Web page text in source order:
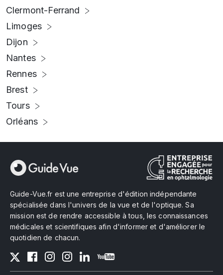
Clermont-Ferrand
Limoges
Dijon
Nantes
Rennes
Brest
Tours
Orléans
Guide-Vue.fr est une entreprise d'édition indépendante
spécialisée dans l'univers de la vue et de l'optique. Sa
mission est de rendre accessible à tous, les connaissances
médicales et scientifiques afin d'informer et d'améliorer le
quotidien de chacun.